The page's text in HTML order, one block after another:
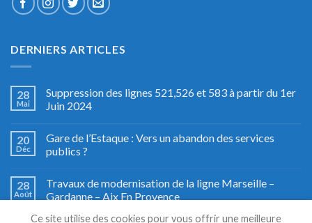
DERNIERS ARTICLES
28
Mai
Suppression des lignes 521,526 et 583 à partir du 1er
Juin 2024
20
Déc
Gare de l’Estaque : Vers un abandon des services
publics ?
28
Août
Travaux de modernisation de la ligne Marseille –
Gardanne – Aix En Provence
Ce site utilise des cookies pour vous offrir une meilleure